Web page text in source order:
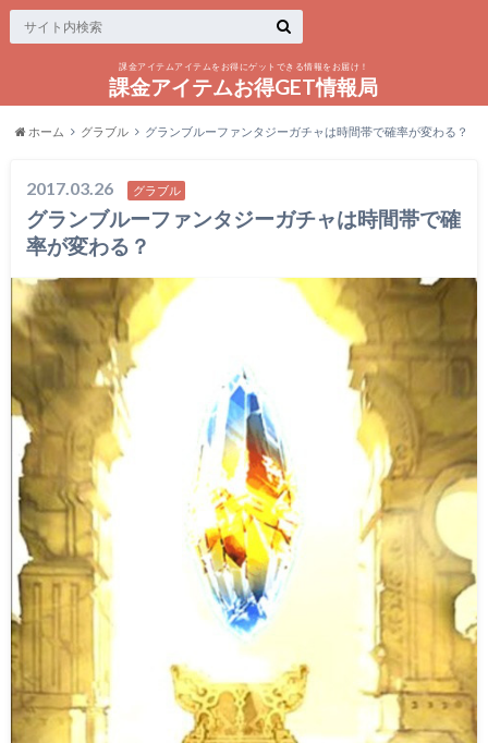
課金アイテムアイテムをお得にゲットできる情報をお届け！
課金アイテムお得GET情報局
ホーム グラブル グランブルーファンタジーガチャは時間帯で確率が変わる？
2017.03.26 グラブル
グランブルーファンタジーガチャは時間帯で確
率が変わる？